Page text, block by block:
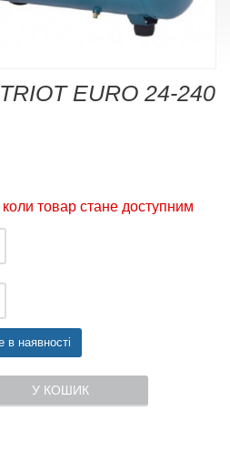
EURO 24-240
товар стане доступним
в наявності
У КОШИК